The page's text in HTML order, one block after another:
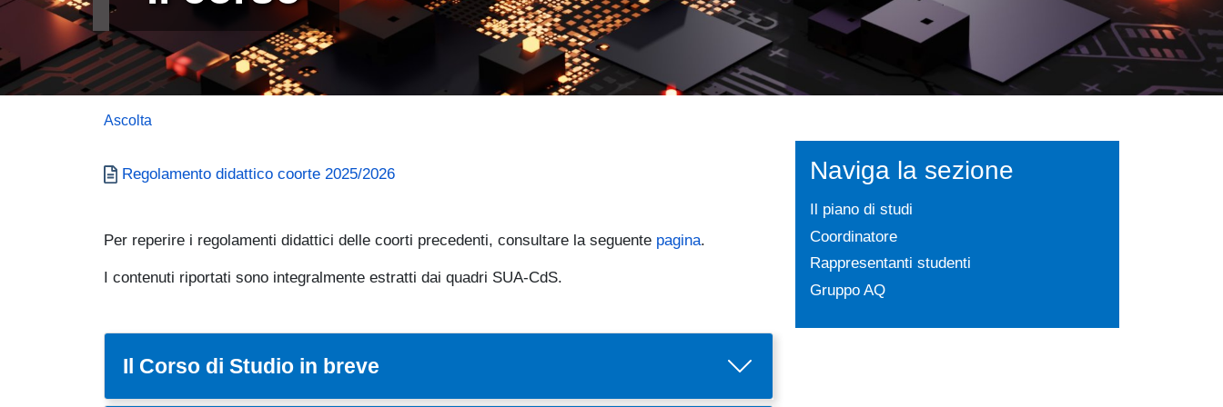
Ascolta
Documento
Regolamento didattico coorte 2025/2026
Per reperire i regolamenti didattici delle coorti precedenti, consultare la seguente pagina.
I contenuti riportati sono integralmente estratti dai quadri SUA-CdS.
Il Corso di Studio in breve
Naviga la sezione
Il piano di studi
Coordinatore
Rappresentanti studenti
Gruppo AQ